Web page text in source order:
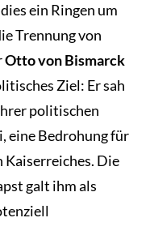
ein Ringen um
Trennung von
Otto von Bismarck
Ziel: Er sah
politischen
eine Bedrohung für
Kaiserreiches. Die
galt ihm als